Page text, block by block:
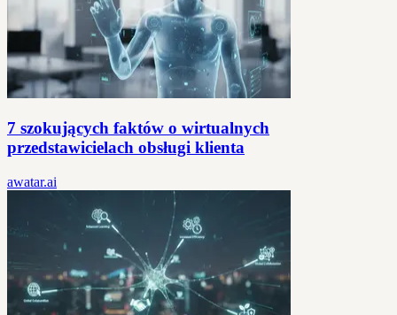
7 szokujących faktów o wirtualnych
przedstawicielach obsługi klienta
awatar.ai